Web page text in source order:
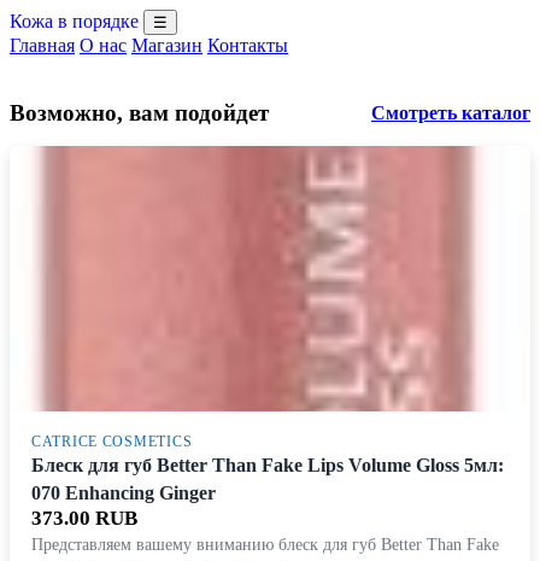
Кожа в порядке ☰
Главная О нас Магазин Контакты
Возможно, вам подойдет Смотреть каталог
CATRICE COSMETICS
Блеск для губ Better Than Fake Lips Volume Gloss 5мл:
070 Enhancing Ginger
373.00 RUB
Представляем вашему вниманию блеск для губ Better Than Fake